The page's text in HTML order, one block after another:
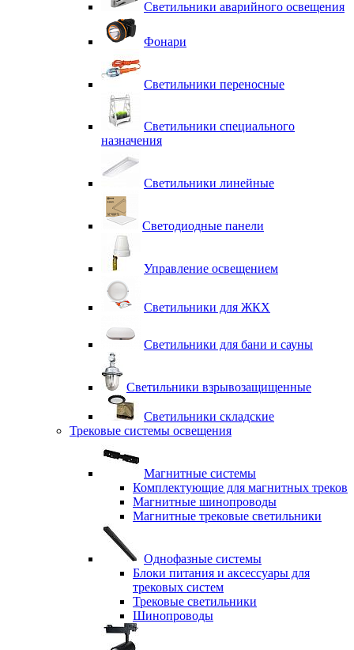
Светильники аварийного освещения
Фонари
Светильники переносные
Светильники специального
назначения
Светильники линейные
Светодиодные панели
Управление освещением
Светильники для ЖКХ
Светильники для бани и сауны
Светильники взрывозащищенные
Светильники складские
Трековые системы освещения
Магнитные системы
Комплектующие для магнитных треков
Магнитные шинопроводы
Магнитные трековые светильники
Однофазные системы
Блоки питания и аксессуары для
трековых систем
Трековые светильники
Шинопроводы